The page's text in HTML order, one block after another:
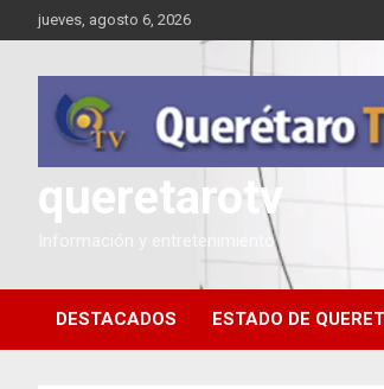
Saltar
al
jueves, agosto 6, 2026
queretarotv
Información y entretenimiento
DESTACADOS ESTADO DE